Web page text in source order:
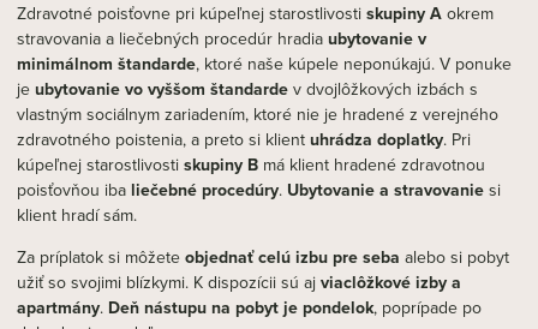
Zdravotné poisťovne pri kúpeľnej starostlivosti skupiny A okrem
stravovania a liečebných procedúr hradia ubytovanie v
minimálnom štandarde, ktoré naše kúpele neponúkajú. V ponuke
je ubytovanie vo vyššom štandarde v dvojlôžkových izbách s
vlastným sociálnym zariadením, ktoré nie je hradené z verejného
zdravotného poistenia, a preto si klient uhrádza doplatky. Pri
kúpeľnej starostlivosti skupiny B má klient hradené zdravotnou
poisťovňou iba liečebné procedúry. Ubytovanie a stravovanie si
klient hradí sám.
Za príplatok si môžete objednať celú izbu pre seba alebo si pobyt
užiť so svojimi blízkymi. K dispozícii sú aj viaclôžkové izby a
apartmány. Deň nástupu na pobyt je pondelok, poprípade po